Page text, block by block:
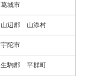
葛城市
山辺郡 山添村
宇陀市
生駒郡 平群町